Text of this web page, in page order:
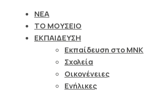
ΝΕΑ
ΤΟ ΜΟΥΣΕΙΟ
ΕΚΠΑΙΔΕΥΣΗ
Εκπαίδευση στο ΜΝΚ
Σχολεία
Οικογένειες
Ενήλικες